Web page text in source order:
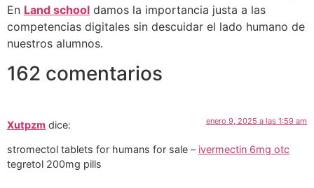
En Land school damos la importancia justa a las
competencias digitales sin descuidar el lado humano de
nuestros alumnos.
162 comentarios
Xutpzm dice: enero 9, 2025 a las 1:59 am
stromectol tablets for humans for sale – ivermectin 6mg otc
tegretol 200mg pills